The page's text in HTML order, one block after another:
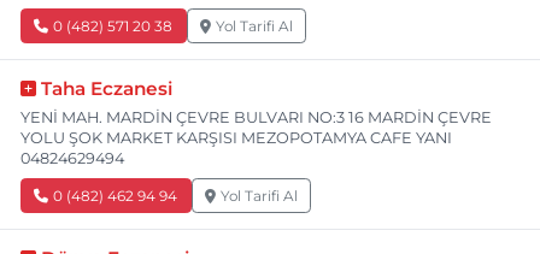
0 (482) 571 20 38 Yol Tarifi Al
Taha Eczanesi
YENİ MAH. MARDİN ÇEVRE BULVARI NO:3 16 MARDİN ÇEVRE
YOLU ŞOK MARKET KARŞISI MEZOPOTAMYA CAFE YANI
04824629494
0 (482) 462 94 94 Yol Tarifi Al